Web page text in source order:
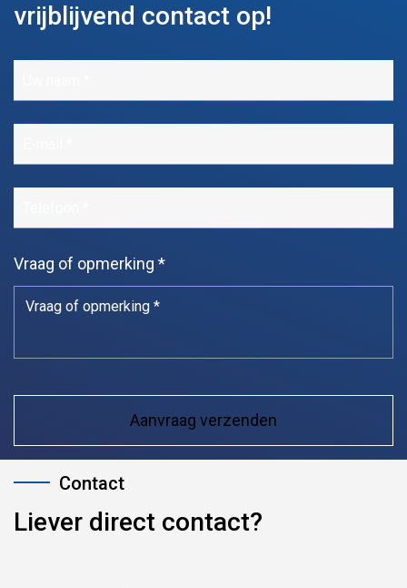
vrijblijvend contact op!
Vraag of opmerking *
Liever direct contact?